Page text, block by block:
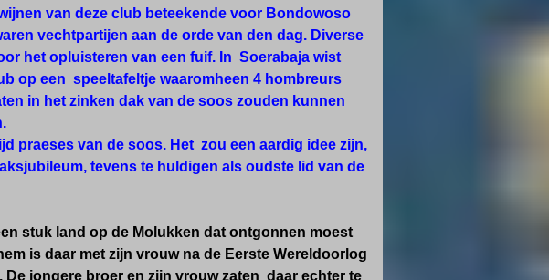
van deze club beteekende voor Bondowoso
vechtpartijen aan de orde van den dag. Diverse
het opluisteren van een fuif. In Soerabaja wist
op een speeltafeltje waaromheen 4 hombreurs
in het zinken dak van de soos zouden kunnen
praeses van de soos. Het zou een aardig idee zijn,
tevens te huldigen als oudste lid van de
stuk land op de Molukken dat ontgonnen moest
is daar met zijn vrouw na de Eerste Wereldoorlog
jongere broer en zijn vrouw zaten daar echter te